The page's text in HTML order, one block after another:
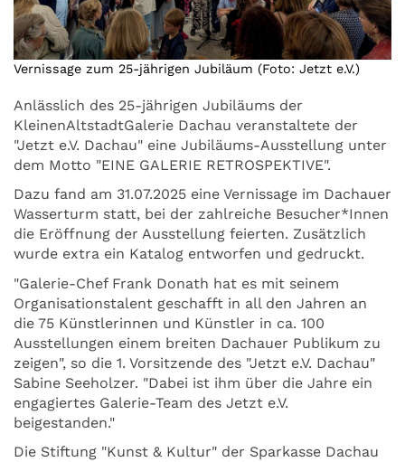
Vernissage zum 25-jährigen Jubiläum (Foto: Jetzt e.V.)
Anlässlich des 25-jährigen Jubiläums der
KleinenAltstadtGalerie Dachau veranstaltete der
"Jetzt e.V. Dachau" eine Jubiläums-Ausstellung unter
dem Motto "EINE GALERIE RETROSPEKTIVE".
Dazu fand am 31.07.2025 eine Vernissage im Dachauer
Wasserturm statt, bei der zahlreiche Besucher*Innen
die Eröffnung der Ausstellung feierten. Zusätzlich
wurde extra ein Katalog entworfen und gedruckt.
"Galerie-Chef Frank Donath hat es mit seinem
Organisationstalent geschafft in all den Jahren an
die 75 Künstlerinnen und Künstler in ca. 100
Ausstellungen einem breiten Dachauer Publikum zu
zeigen", so die 1. Vorsitzende des "Jetzt e.V. Dachau"
Sabine Seeholzer. "Dabei ist ihm über die Jahre ein
engagiertes Galerie-Team des Jetzt e.V.
beigestanden."
Die Stiftung "Kunst & Kultur" der Sparkasse Dachau